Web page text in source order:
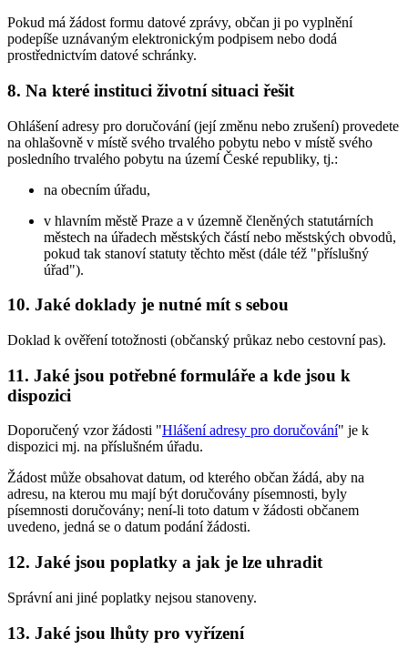
Pokud má žádost formu datové zprávy, občan ji po vyplnění
podepíše uznávaným elektronickým podpisem nebo dodá
prostřednictvím datové schránky.
8. Na které instituci životní situaci řešit
Ohlášení adresy pro doručování (její změnu nebo zrušení) provedete
na ohlašovně v místě svého trvalého pobytu nebo v místě svého
posledního trvalého pobytu na území České republiky, tj.:
na obecním úřadu,
v hlavním městě Praze a v územně členěných statutárních
městech na úřadech městských částí nebo městských obvodů,
pokud tak stanoví statuty těchto měst (dále též "příslušný
úřad").
10. Jaké doklady je nutné mít s sebou
Doklad k ověření totožnosti (občanský průkaz nebo cestovní pas).
11. Jaké jsou potřebné formuláře a kde jsou k
dispozici
Doporučený vzor žádosti "Hlášení adresy pro doručování" je k
dispozici mj. na příslušném úřadu.
Žádost může obsahovat datum, od kterého občan žádá, aby na
adresu, na kterou mu mají být doručovány písemnosti, byly
písemnosti doručovány; není-li toto datum v žádosti občanem
uvedeno, jedná se o datum podání žádosti.
12. Jaké jsou poplatky a jak je lze uhradit
Správní ani jiné poplatky nejsou stanoveny.
13. Jaké jsou lhůty pro vyřízení